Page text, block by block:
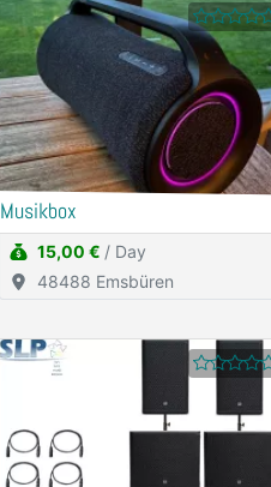
Musikbox
15,00 € / Day
48488 Emsbüren